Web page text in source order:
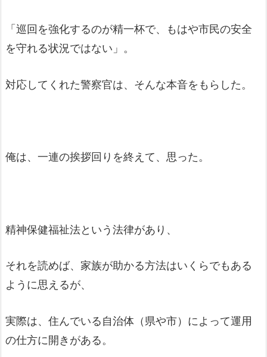
「巡回を強化するのが精一杯で、もはや市民の安全
を守れる状況ではない」。
対応してくれた警察官は、そんな本音をもらした。
俺は、一連の挨拶回りを終えて、思った。
精神保健福祉法という法律があり、
それを読めば、家族が助かる方法はいくらでもある
ように思えるが、
実際は、住んでいる自治体（県や市）によって運用
の仕方に開きがある。